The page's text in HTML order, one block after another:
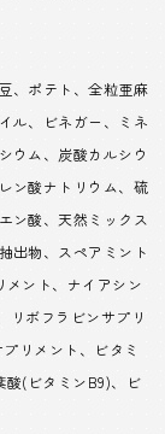
、ポテト、全粒亜麻
ル、ビネガー、ミネ
ウム、炭酸カルシウ
ン酸ナトリウム、硫
ン酸、天然ミックス
出物、スペアミント
メント、ナイアシン
リボフラビンサプリ
リメント、ビタミ
酸(ビタミンB9)、ビ